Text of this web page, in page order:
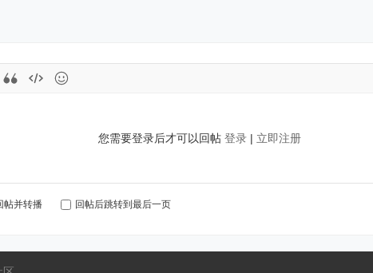
您需要登录后才可以回帖 登录| 立即注册
帖并转播 回帖后跳转到最后一页